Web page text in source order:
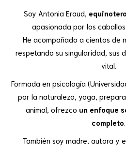
Soy Antonia Eraud,
apasionada por los
He acompañado a cientos de
respetando su singularidad, sus
vital.
Formada en psicología
por la naturaleza, yoga,
animal, ofrezco un enfoque
completo.
También soy madre, autora y